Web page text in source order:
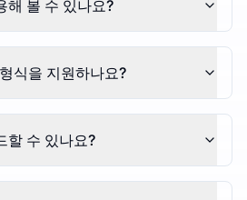
해 볼 수 있나요?
식을 지원하나요?
할 수 있나요?